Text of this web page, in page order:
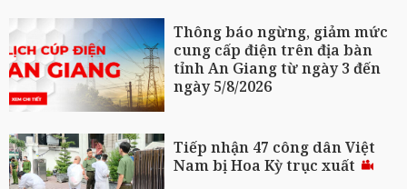
Thông báo ngừng, giảm mức
cung cấp điện trên địa bàn
tỉnh An Giang từ ngày 3 đến
ngày 5/8/2026
Tiếp nhận 47 công dân Việt
Nam bị Hoa Kỳ trục xuất